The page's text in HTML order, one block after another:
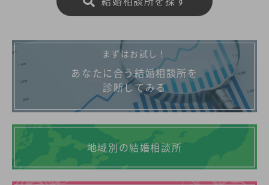
まずはお試し！
あなたに合う結婚相談所を
診断してみる
地域別の結婚相談所